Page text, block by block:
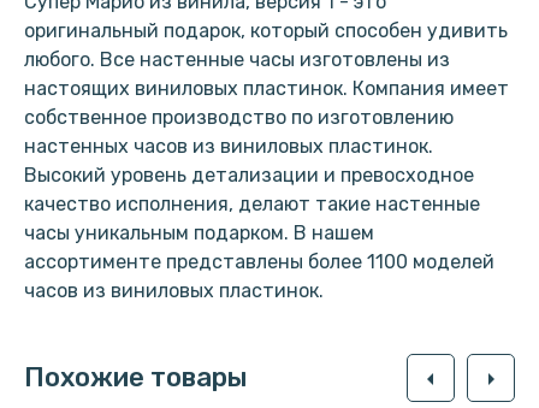
оригинальный подарок, который способен удивить
любого. Все настенные часы изготовлены из
настоящих виниловых пластинок. Компания имеет
собственное производство по изготовлению
настенных часов из виниловых пластинок.
Высокий уровень детализации и превосходное
качество исполнения, делают такие настенные
часы уникальным подарком. В нашем
ассортименте представлены более 1100 моделей
часов из виниловых пластинок.
Похожие товары arrow_left arrow_right